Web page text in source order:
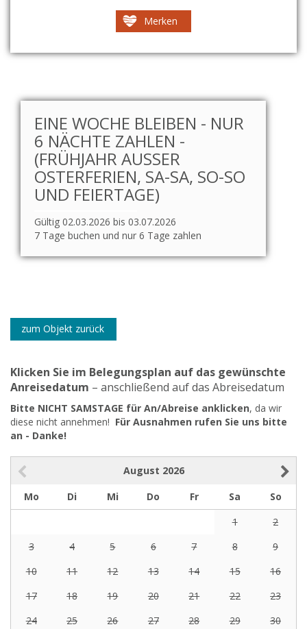
Merken
EINE WOCHE BLEIBEN - NUR
6 NÄCHTE ZAHLEN -
(FRÜHJAHR AUSSER O
STERFERIEN, SA-SA, SO-SO U
ND FEIERTAGE)
Gültig 02.03.2026 bis 03.07.2026
7 Tage buchen und nur 6 Tage zahlen
zum Objekt zurück
Klicken Sie im Belegungsplan auf das gewünschte
Anreisedatum – anschließend auf das Abreisedatum
Bitte NICHT SAMSTAGE für An/Abreise anklicken, da wir
diese nicht annehmen! Für Ausnahmen rufen Sie uns bitte
an - Danke!
August 2026
Mo
Di Mi Do Fr Sa
So
1
2
3
4 5 6 7 8
9
10
11 12 13 14 15
16
17
18 19 20 21 22
23
24
25 26 27 28 29
30